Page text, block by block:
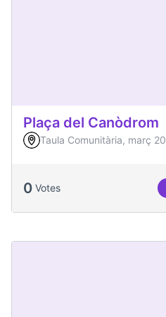
Plaça del Canòdrom
Taula Comunitària, març
0 Votes